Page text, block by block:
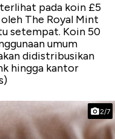
pada koin £5
The Royal Mint
setempat. Koin 50
umum
didistribusikan
hingga kantor
2/7